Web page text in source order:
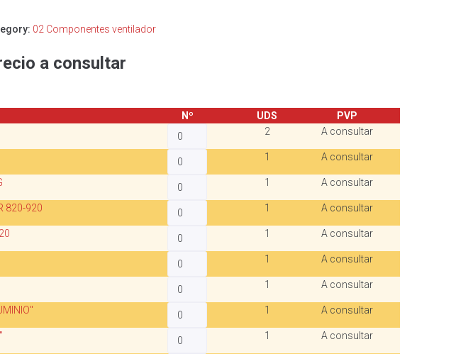
02 Componentes ventilador
a consultar
Nº UDS
PVP
2 A consultar
1 A consultar
1 A consultar
820-920 1 A consultar
1 A consultar
1 A consultar
1 A consultar
1 A consultar
1 A consultar